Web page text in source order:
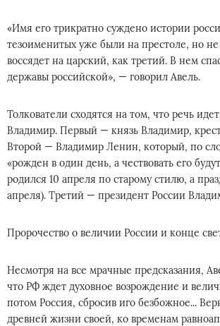
«Имя его трикратно суждено истории
тезоименитых уже были на престоле, но
воссядет на царский, как третий. В нем
державы российской», — говорил Авель.
Толкователи сходятся на том, что речь
Владимир. Первый — князь Владимир,
Второй — Владимир Ленин, который, по
«рожден в один день, а чествовать его
родился 10 апреля по старому стилю, а
апреля). Третий — президент России
Пророчество о величии России и конце
Несмотря на все мрачные предсказания,
что РФ ждет духовное возрождение и
потом Россия, сбросив иго безбожное...
древней жизни своей, ко временам